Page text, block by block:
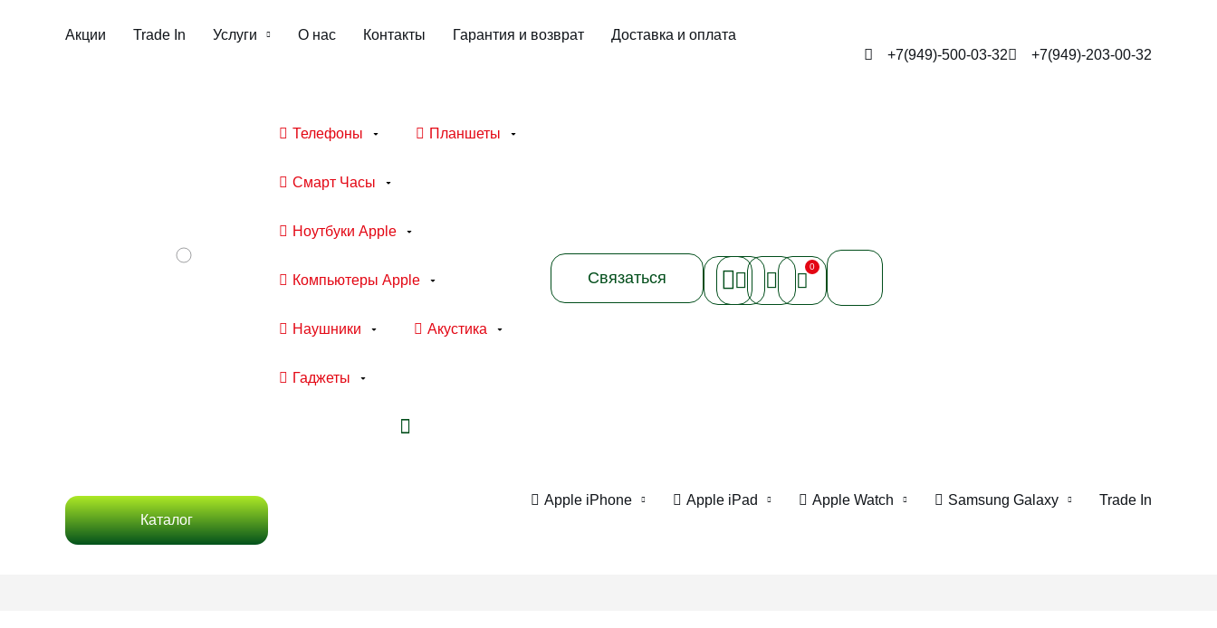
Акции Trade In Услуги О нас Контакты Гарантия и возврат
Доставка и оплата
+7(949)-500-03-32
+7(949)-203-00-32
Телефоны Планшеты
Смарт Часы
Ноутбуки Apple
Компьютеры Apple
Наушники Акустика
Гаджеты
Связаться
0
Каталог
Apple iPhone Apple iPad Apple Watch Samsung Galaxy Trade In